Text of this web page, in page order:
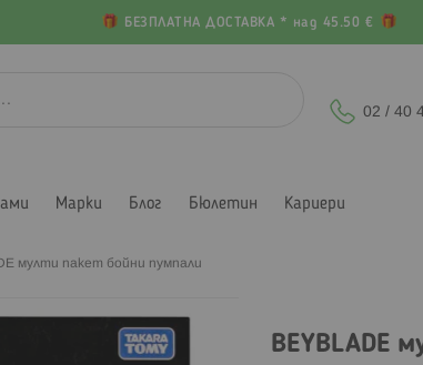
БЕЗПЛАТНА ДОСТАВКА * над 45.50 €
02 / 40
Марки Блог Бюлетин Кариери
мулти пакет бойни пумпали
BEYBLADE